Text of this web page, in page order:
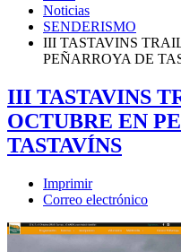
Noticias
SENDERISMO
III TASTAVINS
PEÑARROYA DE
III TASTAVINS
OCTUBRE EN
TASTAVÍNS
Imprimir
Correo electrónico